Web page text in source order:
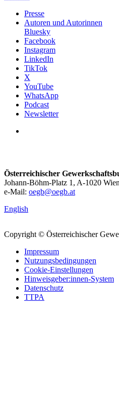
Presse
Autoren und Autorinnen
Bluesky
Facebook
Instagram
LinkedIn
TikTok
X
YouTube
WhatsApp
Podcast
Newsletter
Österreichischer
Johann-Böhm-Platz 1, A-1020
e-Mail: oegb@oegb.at
English
Copyright © Österreichischer
Impressum
Nutzungsbedingungen
Cookie-Einstellungen
Hinweisgeber:innen-System
Datenschutz
TTPA